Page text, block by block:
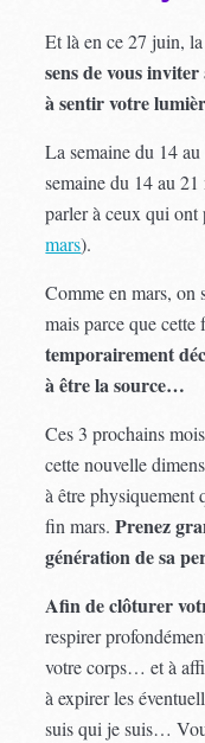
Et là en ce 27 juin,
sens de vous
à sentir votre
La semaine du 14
semaine du 14 au
parler à ceux qui
mars).
Comme en mars, on
mais parce que
temporairement
à être la source…
Ces 3 prochains
cette nouvelle
à être physiquement
fin mars.Prenez
génération de sa
Afin de clôturer
respirer
votre corps… et à
à expirer les
suis qui je suis…